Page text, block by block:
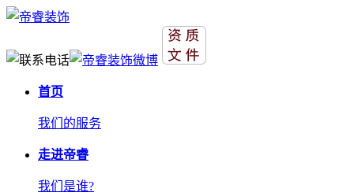
首页
我们的服务
走进帝睿
我们是谁?